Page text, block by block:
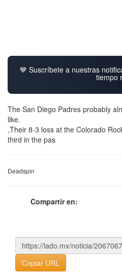
💙 Suscríbete a nuestras
tiempo
The San Diego Padres probably
like.
,Their 8-3 loss at the Colorado
third in the pas
Deadspin
Compartir en:
Copiar URL